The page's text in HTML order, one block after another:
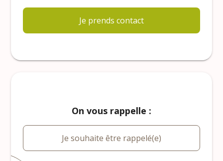
Je prends contact
On vous rappelle :
Je souhaite être rappelé(e)